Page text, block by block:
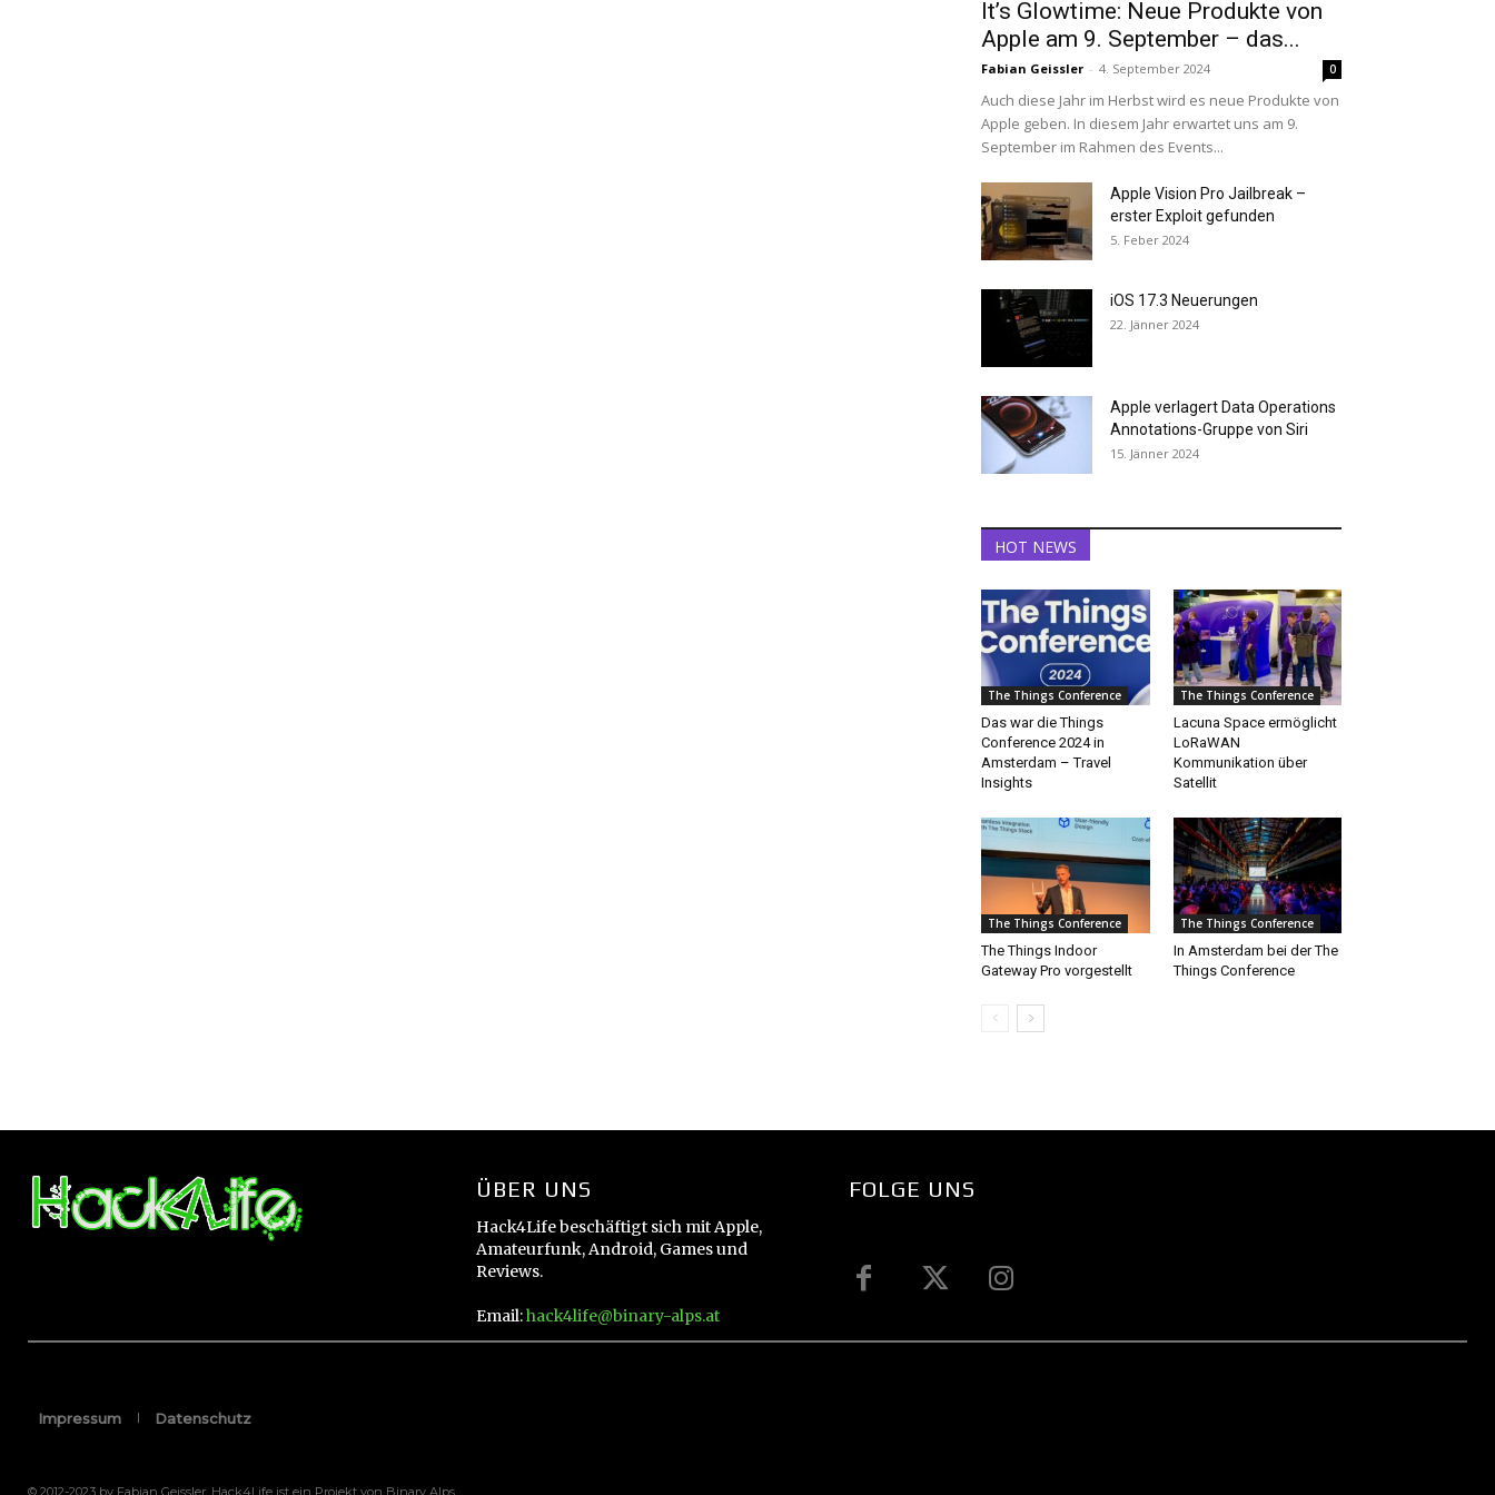
It’s Glowtime: Neue Produkte von
Apple am 9. September – das...
Fabian Geissler - 4. September 2024 0
Auch diese Jahr im Herbst wird es neue Produkte von
Apple geben. In diesem Jahr erwartet uns am 9.
September im Rahmen des Events...
Apple Vision Pro Jailbreak –
erster Exploit gefunden
5. Feber 2024
iOS 17.3 Neuerungen
22. Jänner 2024
Apple verlagert Data Operations
Annotations-Gruppe von Siri
15. Jänner 2024
HOT NEWS
The Things Conference
Das war die Things
Conference 2024 in
Amsterdam – Travel
Insights
The Things Conference
Lacuna Space ermöglicht
LoRaWAN
Kommunikation über
Satellit
The Things Conference
The Things Indoor
Gateway Pro vorgestellt
The Things Conference
In Amsterdam bei der The
Things Conference
ÜBER UNS
Hack4Life beschäftigt sich mit Apple,
Amateurfunk, Android, Games und
Reviews.
Email:hack4life@binary-alps.at
FOLGE UNS
Impressum Datenschutz